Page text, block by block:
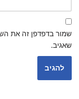
שמור בדפדפן זה את
שאגיב.